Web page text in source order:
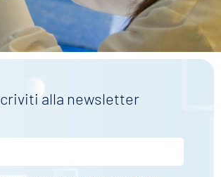
alla newsletter